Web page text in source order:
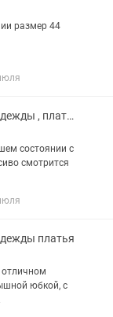
размер 44
Продажа женской одежды , платья
состоянии с
смотрится
платья
отличном
юбкой, с